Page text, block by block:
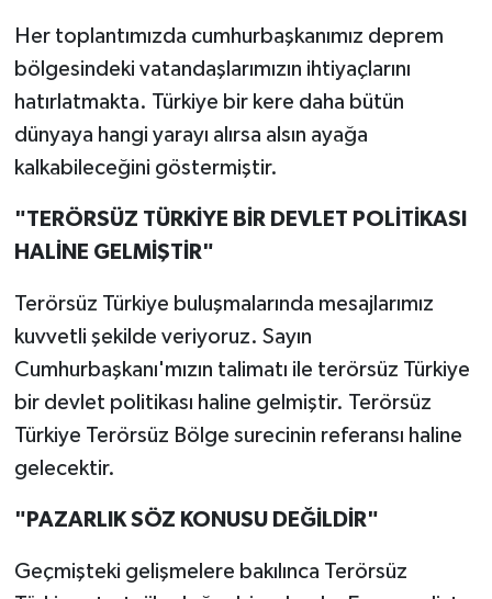
Her toplantımızda cumhurbaşkanımız deprem
bölgesindeki vatandaşlarımızın ihtiyaçlarını
hatırlatmakta. Türkiye bir kere daha bütün
dünyaya hangi yarayı alırsa alsın ayağa
kalkabileceğini göstermiştir.
"TERÖRSÜZ TÜRKİYE BİR DEVLET POLİTİKASI
HALİNE GELMİŞTİR"
Terörsüz Türkiye buluşmalarında mesajlarımız
kuvvetli şekilde veriyoruz. Sayın
Cumhurbaşkanı'mızın talimatı ile terörsüz Türkiye
bir devlet politikası haline gelmiştir. Terörsüz
Türkiye Terörsüz Bölge surecinin referansı haline
gelecektir.
"PAZARLIK SÖZ KONUSU DEĞİLDİR"
Geçmişteki gelişmelere bakılınca Terörsüz